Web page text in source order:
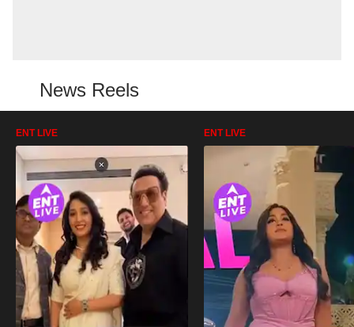
News Reels
ENT LIVE ENT LIVE